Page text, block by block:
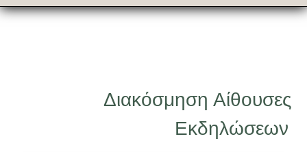
Διακόσμηση Αίθουσες
Εκδηλώσεων